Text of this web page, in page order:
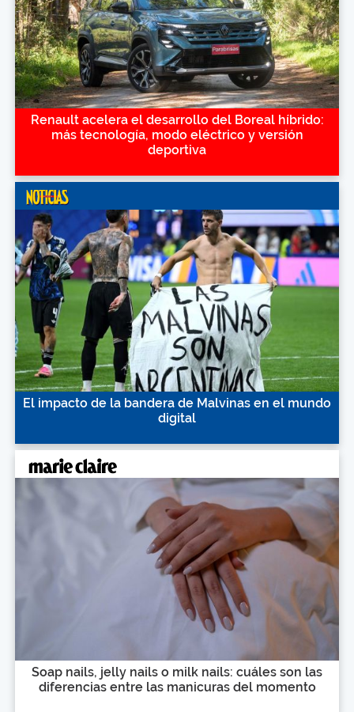
Renault acelera el desarrollo del Boreal híbrido:
más tecnología, modo eléctrico y versión
deportiva
El impacto de la bandera de Malvinas en el mundo
digital
Soap nails, jelly nails o milk nails: cuáles son las
diferencias entre las manicuras del momento